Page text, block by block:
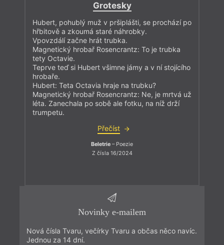
Grotesky
Hubert, pohublý muž v pršiplášti, se prochází po
hřbitově a zkoumá staré náhrobky.
Vpovzdálí začne hrát trubka.
Magnetický hrobař Rosencrantz: To je trubka
tety Octavie.
Teprve teď si Hubert všimne jámy a v ní stojícího
hrobaře.
Hubert: Teta Octavia hraje na trubku?
Magnetický hrobař Rosencrantz: Ne, je mrtvá už
léta. Zanechala po sobě ale fotku, na níž drží
trumpetu.
Přečíst
Beletrie – Poezie
Z čísla 16/2024
Novinky e-mailem
Nová čísla Tvaru, večírky Tvaru a občas něco navíc.
Jednou za 14 dní.